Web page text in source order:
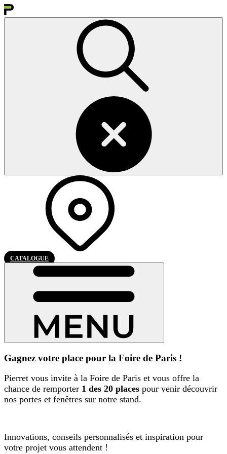
CATALOGUE
Gagnez votre place pour la Foire de Paris !
Pierret vous invite à la Foire de Paris et vous offre la
chance de remporter 1 des 20 places pour venir découvrir
nos portes et fenêtres sur notre stand.
Innovations, conseils personnalisés et inspiration pour
votre projet vous attendent !